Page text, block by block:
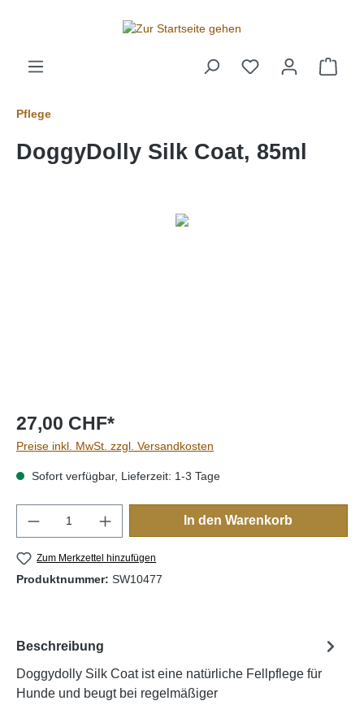
Pflege
DoggyDolly Silk Coat, 85ml
27,00 CHF*
Preise inkl. MwSt. zzgl. Versandkosten
Sofort verfügbar, Lieferzeit: 1-3 Tage
Produkt Anzahl: Gib den gewünschten
In den Warenkorb
Zum Merkzettel hinzufügen
Produktnummer: SW10477
Beschreibung
Doggydolly Silk Coat ist eine natürliche Fellpflege für
Hunde und beugt bei regelmäßiger